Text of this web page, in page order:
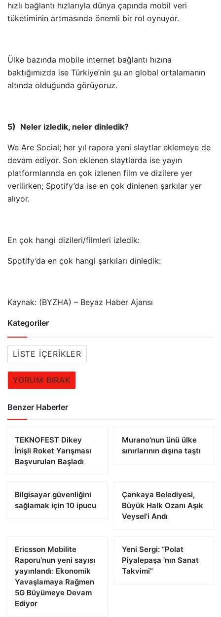
hızlı bağlantı hızlarıyla dünya çapında mobil veri
tüketiminin artmasında önemli bir rol oynuyor.
Ülke bazında mobile internet bağlantı hızına
baktığımızda ise Türkiye’nin şu an global ortalamanın
altında olduğunda görüyoruz.
5) Neler izledik, neler dinledik?
We Are Social; her yıl rapora yeni slaytlar eklemeye de
devam ediyor. Son eklenen slaytlarda ise yayın
platformlarında en çok izlenen film ve dizilere yer
verilirken; Spotify’da ise en çok dinlenen şarkılar yer
alıyor.
En çok hangi dizileri/filmleri izledik:
Spotify’da en çok hangi şarkıları dinledik:
Kaynak: (BYZHA) – Beyaz Haber Ajansı
Kategoriler
LISTE İÇERIKLER
YORUM BIRAK
Benzer Haberler
TEKNOFEST Dikey
İnişli Roket Yarışması
Başvuruları Başladı
Murano’nun ünü ülke
sınırlarının dışına taştı
Bilgisayar güvenliğini
sağlamak için 10 ipucu
Çankaya Belediyesi,
Büyük Halk Ozanı Aşık
Veysel'i Andı
Ericsson Mobilite
Raporu’nun yeni sayısı
yayınlandı: Ekonomik
Yavaşlamaya Rağmen
5G Büyümeye Devam
Ediyor
Yeni Sergi: “Polat
Piyalepaşa 'nın Sanat
Takvimi"